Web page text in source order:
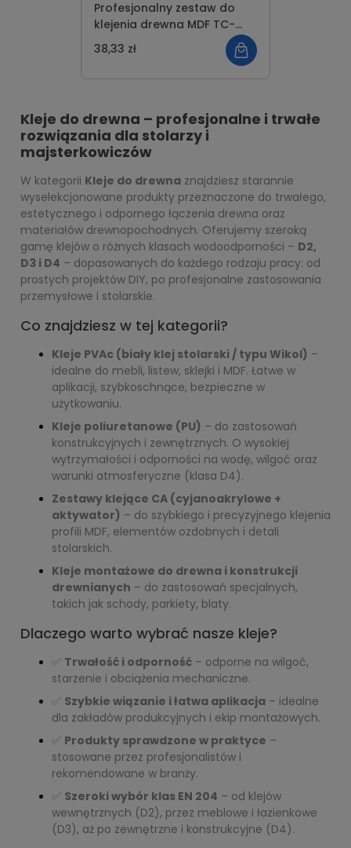
Profesjonalny zestaw do
klejenia drewna MDF TC-
PZD-120-050 50g
38,33 zł
Kleje do drewna – profesjonalne i trwałe
rozwiązania dla stolarzy i
majsterkowiczów
W kategorii Kleje do drewna znajdziesz starannie
wyselekcjonowane produkty przeznaczone do trwałego,
estetycznego i odpornego łączenia drewna oraz
materiałów drewnopochodnych. Oferujemy szeroką
gamę klejów o różnych klasach wodoodporności – D2,
D3 i D4 – dopasowanych do każdego rodzaju pracy: od
prostych projektów DIY, po profesjonalne zastosowania
przemysłowe i stolarskie.
Co znajdziesz w tej kategorii?
Kleje PVAc (biały klej stolarski / typu Wikol) –
idealne do mebli, listew, sklejki i MDF. Łatwe w
aplikacji, szybkoschnące, bezpieczne w
użytkowaniu.
Kleje poliuretanowe (PU) – do zastosowań
konstrukcyjnych i zewnętrznych. O wysokiej
wytrzymałości i odporności na wodę, wilgoć oraz
warunki atmosferyczne (klasa D4).
Zestawy klejące CA (cyjanoakrylowe +
aktywator) – do szybkiego i precyzyjnego klejenia
profili MDF, elementów ozdobnych i detali
stolarskich.
Kleje montażowe do drewna i konstrukcji
drewnianych – do zastosowań specjalnych,
takich jak schody, parkiety, blaty.
Dlaczego warto wybrać nasze kleje?
✅ Trwałość i odporność – odporne na wilgoć,
starzenie i obciążenia mechaniczne.
✅ Szybkie wiązanie i łatwa aplikacja – idealne
dla zakładów produkcyjnych i ekip montażowych.
✅ Produkty sprawdzone w praktyce –
stosowane przez profesjonalistów i
rekomendowane w branży.
✅ Szeroki wybór klas EN 204 – od klejów
wewnętrznych (D2), przez meblowe i łazienkowe
(D3), aż po zewnętrzne i konstrukcyjne (D4).